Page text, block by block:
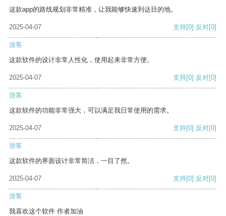
这款app的路线规划非常精准，让我能够快速到达目的地。
2025-04-07 支持[0] 反对[0]
游客
这款软件的设计非常人性化，使用起来非常方便。
2025-04-07 支持[0] 反对[0]
游客
这款软件的功能非常强大，可以满足我日常使用的需求。
2025-04-07 支持[0] 反对[0]
游客
这款软件的界面设计非常简洁，一目了然。
2025-04-07 支持[0] 反对[0]
游客
我喜欢这个软件 作者加油